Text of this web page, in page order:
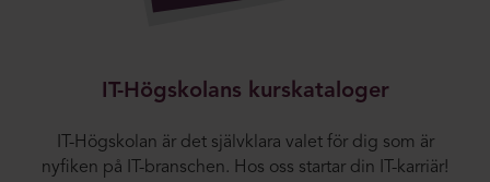
IT-Högskolans kurskataloger
IT-Högskolan är det självklara valet för dig som är
nyfiken på IT-branschen. Hos oss startar din IT-karriär!